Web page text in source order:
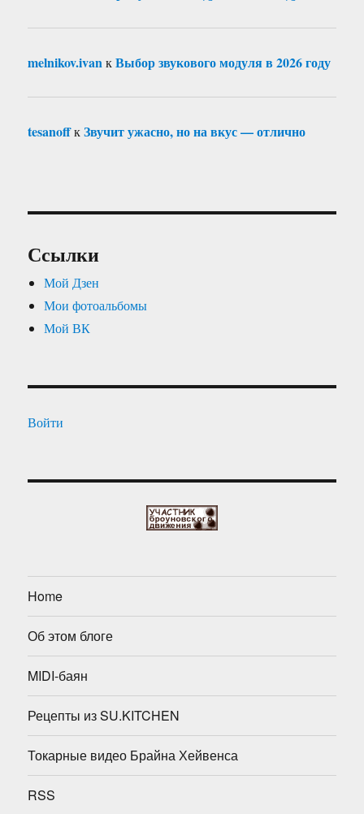
melnikov.ivanкВыбор звукового модуля в 2026 году
tesanoffкЗвучит ужасно, но на вкус — отлично
Ссылки
Мой Дзен
Мои фотоальбомы
Мой ВК
Войти
Home
Об этом блоге
MIDI-баян
Рецепты из SU.KITCHEN
Токарные видео Брайна Хейвенса
RSS